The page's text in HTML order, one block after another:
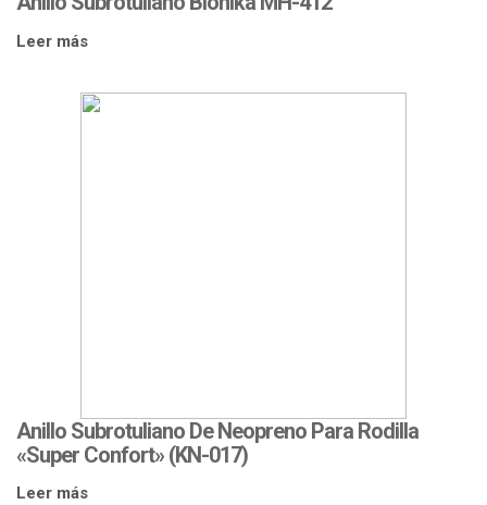
Leer más
Anillo Subrotuliano De Neopreno Para Rodilla
«Super Confort» (KN-017)
Leer más